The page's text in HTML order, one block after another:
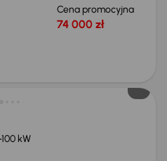
Cena promocyjna
74 000 zł
100 kW